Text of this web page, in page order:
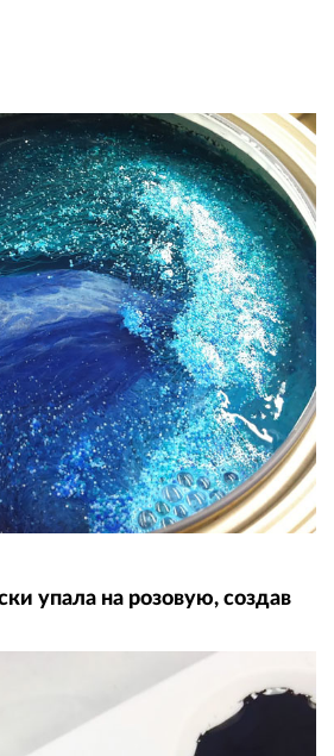
упала на розовую, создав